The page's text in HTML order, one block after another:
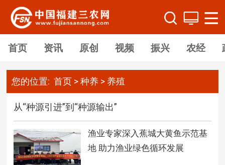
首页 资讯 原创 视频 振兴 农经
您的位置:首页 >种养 > 养殖
从“种源引进”到“种源输出”
渔业专家深入蕉城大黄鱼示范基
地 助力渔业绿色循环发展